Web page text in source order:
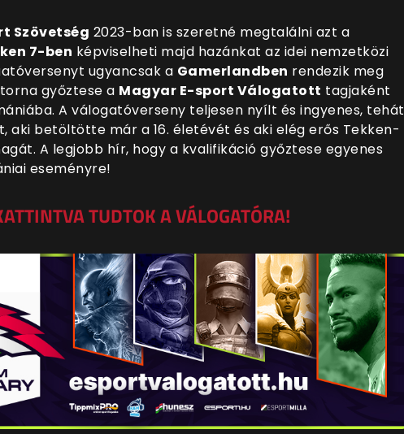
Szövetség 2023-ban is szeretné megtalálni azt a
7-ben képviselheti majd hazánkat az idei nemzetközi
ugyancsak a Gamerlandben rendezik meg
győztese a Magyar E-sport Válogatott tagjaként
A válogatóverseny teljesen nyílt és ingyenes, tehát
aki betöltötte már a 16. életévét és aki elég erős Tekken-
A legjobb hír, hogy a kvalifikáció győztese egyenes
eseményre!
TUDTOK A VÁLOGATÓRA!